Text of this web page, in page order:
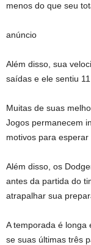
menos do que seu
anúncio
Além disso, sua
saídas e ele sentiu
Muitas de suas
Jogos permanecem
motivos para esperar
Além disso, os
antes da partida do
atrapalhar sua
A temporada é longa
se suas últimas três